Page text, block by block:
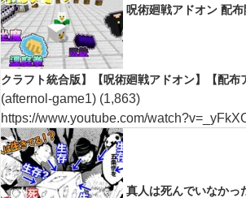
呪術廻戦アドオン 配
クラフト統合版】【呪術廻戦アドオン】【配布
(afternol-game1) (1,863)
https://www.youtube.com/
真人は死んでいなかっ